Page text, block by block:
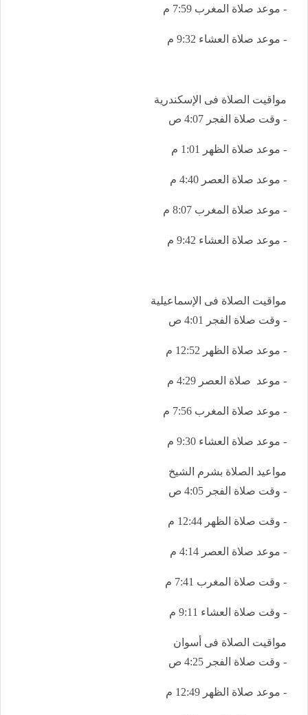
- موعد صلاة المغرب 7:59 م
- موعد صلاة العشاء 9:32 م
مواقيت الصلاة فى الإسكندرية
- وقت صلاة الفجر 4:07 ص
- موعد صلاة الظهر 1:01 م
- موعد صلاة العصر 4:40 م
- موعد صلاة المغرب 8:07 م
- موعد صلاة العشاء 9:42 م
مواقيت الصلاة فى الإسماعيلية
- وقت صلاة الفجر 4:01 ص
- موعد صلاة الظهر 12:52 م
- موعد صلاة العصر 4:29 م
- موعد صلاة المغرب 7:56 م
- موعد صلاة العشاء 9:30 م
مواعيد الصلاة بشرم الشيخ
- وقت صلاة الفجر 4:05 ص
- وقت صلاة الظهر 12:44 م
- موعد صلاة العصر 4:14 م
- وقت صلاة المغرب 7:41 م
- وقت صلاة العشاء 9:11 م
مواقيت الصلاة فى أسوان
- وقت صلاة الفجر 4:25 ص
- موعد صلاة الظهر 12:49 م